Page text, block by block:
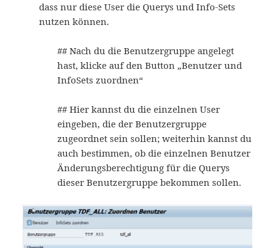
dass nur diese User die Querys und Info-Sets
nutzen können.
## Nach du die Benutzergruppe angelegt
hast, klicke auf den Button „Benutzer und
InfoSets zuordnen“
## Hier kannst du die einzelnen User
eingeben, die der Benutzergruppe
zugeordnet sein sollen; weiterhin kannst du
auch bestimmen, ob die einzelnen Benutzer
Änderungsberechtigung für die Querys
dieser Benutzergruppe bekommen sollen.